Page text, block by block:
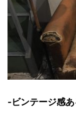
-ビンテージ感